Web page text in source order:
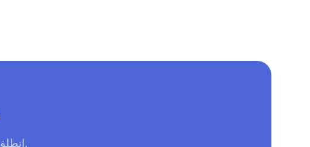
انطلق مع الخطة المجانية وارتقِ متى احتجت إلى المزيد.